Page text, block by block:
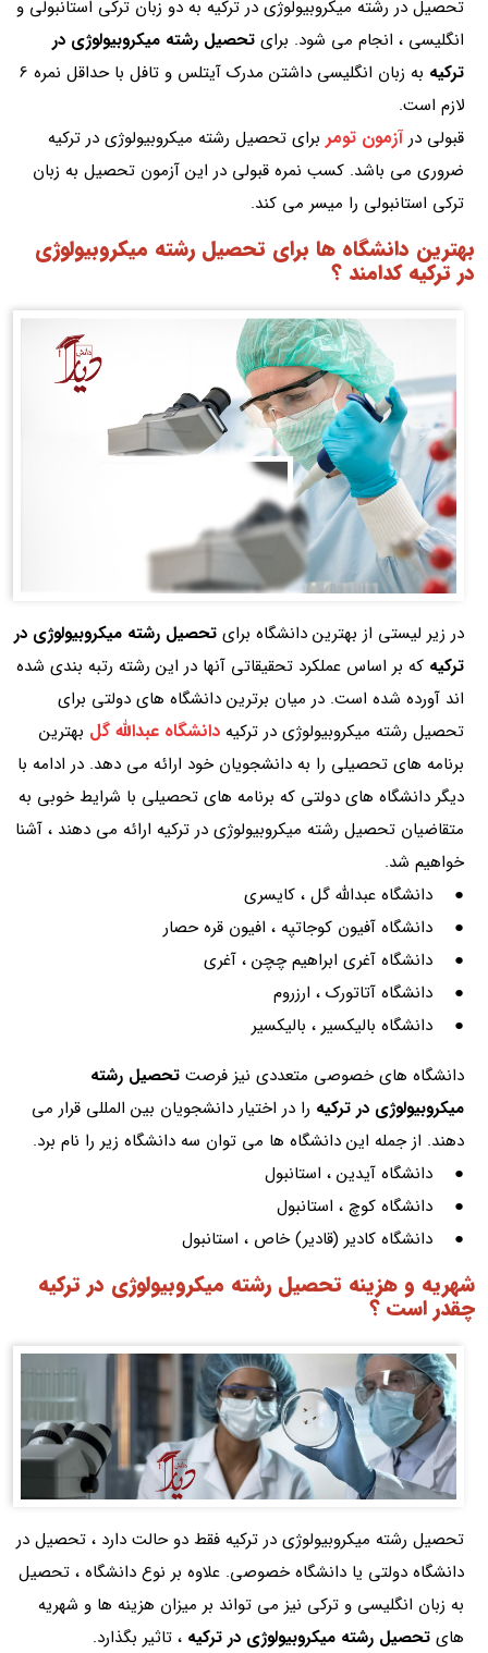
تحصیل در رشته میکروبیولوژی در ترکیه به دو زبان ترکی استانبولی و
انگلیسی ، انجام می شود. برای تحصیل رشته میکروبیولوژی در
ترکیه
به زبان انگلیسی داشتن مدرک آیتلس و تافل با حداقل نمره 6
لازم است.
قبولی درآزمون تومر برای تحصیل رشته میکروبیولوژی در ترکیه
ضروری می باشد. کسب نمره قبولی در این آزمون تحصیل به زبان
ترکی استانبولی را میسر می کند.
بهترین دانشگاه ها برای تحصیل رشته میکروبیولوژی
در ترکیه کدامند ؟
در زیر لیستی از بهترین دانشگاه برای تحصیل رشته میکروبیولوژی در
ترکیه که بر اساس عملکرد تحقیقاتی آنها در این رشته رتبه بندی شده
اند آورده شده است. در میان برترین دانشگاه های دولتی برای
تحصیل رشته میکروبیولوژی در ترکیه دانشگاه عبدالله گل بهترین
برنامه های تحصیلی را به دانشجویان خود ارائه می دهد. در ادامه با
دیگر دانشگاه های دولتی که برنامه های تحصیلی با شرایط خوبی به
متقاضیان تحصیل رشته میکروبیولوژی در ترکیه ارائه می دهند ، آشنا
خواهیم شد.
● دانشگاه عبدالله گل ، کایسری
● دانشگاه آفیون کوجاتپه ، افیون قره حصار
● دانشگاه آغری ابراهیم چچن ، آغری
● دانشگاه آتاتورک ، ارزروم
● دانشگاه بالیکسیر ، بالیکسیر
دانشگاه های خصوصی متعددی نیز فرصت تحصیل رشته
میکروبیولوژی در ترکیه را در اختیار دانشجویان بین المللی قرار می
دهند. از جمله این دانشگاه ها می توان سه دانشگاه زیر را نام برد.
● دانشگاه آیدین ، استانبول
● دانشگاه کوچ ، استانبول
● دانشگاه کادیر (قادیر) خاص ، استانبول
شهریه و هزینه تحصیل رشته میکروبیولوژی در ترکیه
چقدر است ؟
تحصیل رشته میکروبیولوژی در ترکیه فقط دو حالت دارد ، تحصیل در
دانشگاه دولتی یا دانشگاه خصوصی. علاوه بر نوع دانشگاه ، تحصیل
به زبان انگلیسی و ترکی نیز می تواند بر میزان هزینه ها و شهریه
های تحصیل رشته میکروبیولوژی در ترکیه ، تاثیر بگذارد.